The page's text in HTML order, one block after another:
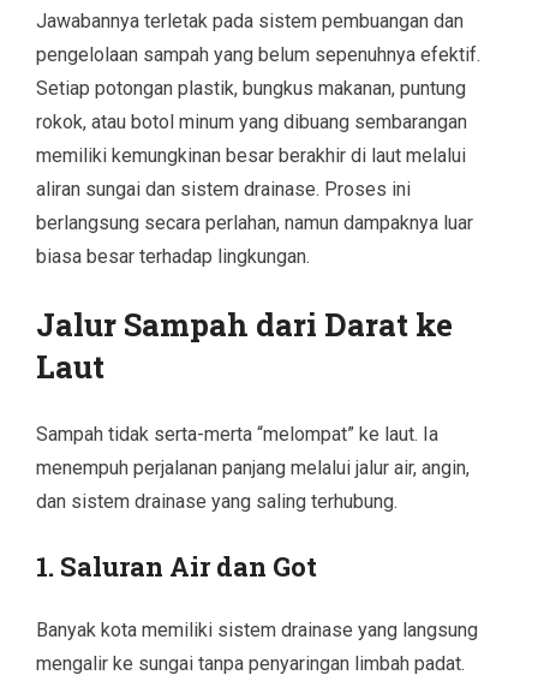
Jawabannya terletak pada sistem pembuangan dan
pengelolaan sampah yang belum sepenuhnya efektif.
Setiap potongan plastik, bungkus makanan, puntung
rokok, atau botol minum yang dibuang sembarangan
memiliki kemungkinan besar berakhir di laut melalui
aliran sungai dan sistem drainase. Proses ini
berlangsung secara perlahan, namun dampaknya luar
biasa besar terhadap lingkungan.
Jalur Sampah dari Darat ke
Laut
Sampah tidak serta-merta “melompat” ke laut. Ia
menempuh perjalanan panjang melalui jalur air, angin,
dan sistem drainase yang saling terhubung.
1. Saluran Air dan Got
Banyak kota memiliki sistem drainase yang langsung
mengalir ke sungai tanpa penyaringan limbah padat.